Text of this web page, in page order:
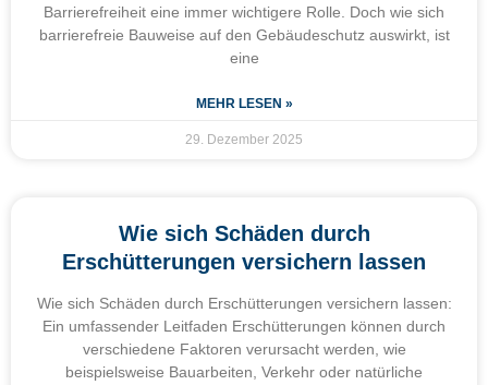
Barrierefreiheit eine immer wichtigere Rolle. Doch wie sich
barrierefreie Bauweise auf den Gebäudeschutz auswirkt, ist
eine
MEHR LESEN »
29. Dezember 2025
Wie sich Schäden durch
Erschütterungen versichern lassen
Wie sich Schäden durch Erschütterungen versichern lassen:
Ein umfassender Leitfaden Erschütterungen können durch
verschiedene Faktoren verursacht werden, wie
beispielsweise Bauarbeiten, Verkehr oder natürliche